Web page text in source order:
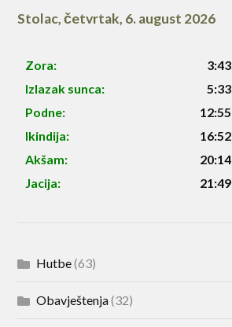
Stolac,četvrtak, 6. august 2026
Zora:
3:43
Izlazak sunca:
5:33
Podne:
12:55
Ikindija:
16:52
Akšam:
20:14
Jacija:
21:49
Hutbe(63)
Obavještenja(32)